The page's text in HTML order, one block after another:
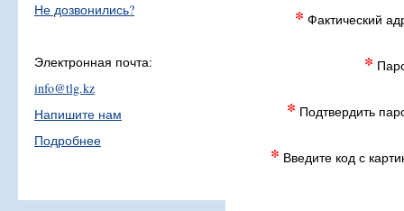
* Фактический
*
* Подтвердить
* Введите код с
Не дозвонились?
Электронная почта:
info@tlg.kz
Напишите нам
Подробнее